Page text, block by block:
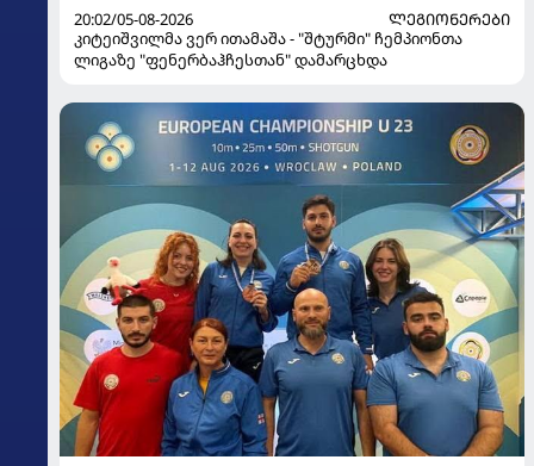
20:02/05-08-2026
ᲚᲔᲒᲘᲝᲜᲔᲠᲔᲑᲘ
კიტეიშვილმა ვერ ითამაშა - "შტურმი" ჩემპიონთა
ლიგაზე "ფენერბაჰჩესთან" დამარცხდა